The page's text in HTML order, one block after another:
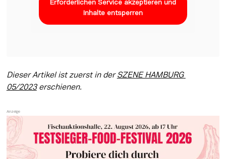
Erforderlichen Service akzeptieren und
Inhalte entsperren
Dieser Artikel ist zuerst in der SZENE HAMBURG
05/2023 erschienen.